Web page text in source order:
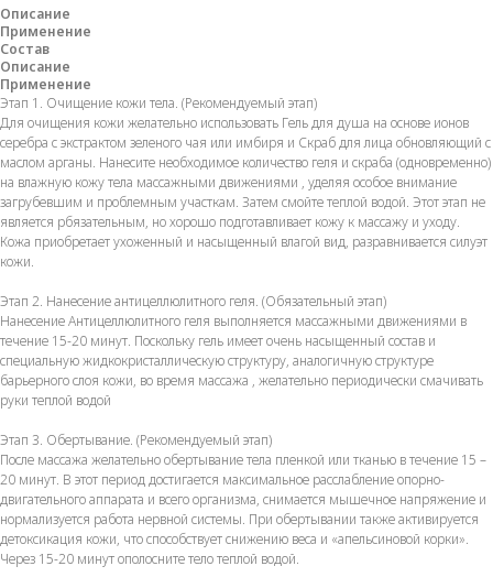
Описание
Применение
Состав
Описание
Применение
Этап 1. Очищение кожи тела. (Рекомендуемый этап)
Для очищения кожи желательно использовать Гель для душа на основе ионов
серебра с экстрактом зеленого чая или имбиря и Скраб для лица обновляющий с
маслом арганы. Нанесите необходимое количество геля и скраба (одновременно)
на влажную кожу тела массажными движениями , уделяя особое внимание
загрубевшим и проблемным участкам. Затем смойте теплой водой. Этот этап не
является рбязательным, но хорошо подготавливает кожу к массажу и уходу.
Кожа приобретает ухоженный и насыщенный влагой вид, разравнивается силуэт
кожи.
Этап 2. Нанесение антицеллюлитного геля. (Обязательный этап)
Нанесение Антицеллюлитного геля выполняется массажными движениями в
течение 15-20 минут. Поскольку гель имеет очень насыщенный состав и
специальную жидкокристаллическую структуру, аналогичную структуре
барьерного слоя кожи, во время массажа , желательно периодически смачивать
руки теплой водой
Этап 3. Обертывание. (Рекомендуемый этап)
После массажа желательно обертывание тела пленкой или тканью в течение 15 –
20 минут. В этот период достигается максимальное расслабление опорно-
двигательного аппарата и всего организма, снимается мышечное напряжение и
нормализуется работа нервной системы. При обертывании также активируется
детоксикация кожи, что способствует снижению веса и «апельсиновой корки».
Через 15-20 минут ополосните тело теплой водой.